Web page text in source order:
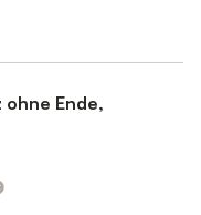
ohne Ende,